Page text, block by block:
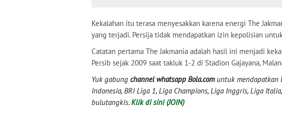
Kekalahan itu terasa menyesakkan karena energi The
yang terjadi. Persija tidak mendapatkan izin kepolisian
Catatan pertama The Jakmania adalah hasil ini menjadi
Persib sejak 2009 saat takluk 1-2 di Stadion Gajayana,
Yuk gabung channel whatsapp Bola.comuntuk mendapatkan
Indonesia, BRI Liga 1, Liga Champions, Liga Inggris, Liga
bulutangkis. Klik di sini (JOIN)